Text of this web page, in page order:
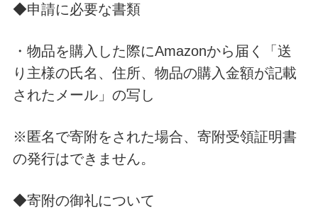
◆申請に必要な書類
・物品を購入した際にAmazonから届く「送
り主様の氏名、住所、物品の購入金額が記載
されたメール」の写し
※匿名で寄附をされた場合、寄附受領証明書
の発行はできません。
◆寄附の御礼について